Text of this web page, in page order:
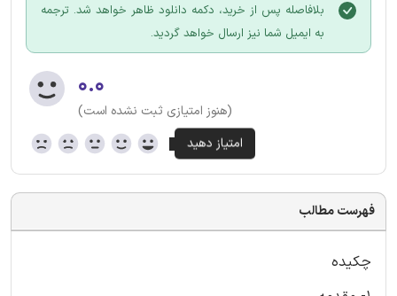
بلافاصله پس از خرید، دکمه دانلود ظاهر خواهد شد. ترجمه
به ایمیل شما نیز ارسال خواهد گردید.
۰.۰
(هنوز امتیازی ثبت نشده است)
فهرست مطالب
چکیده